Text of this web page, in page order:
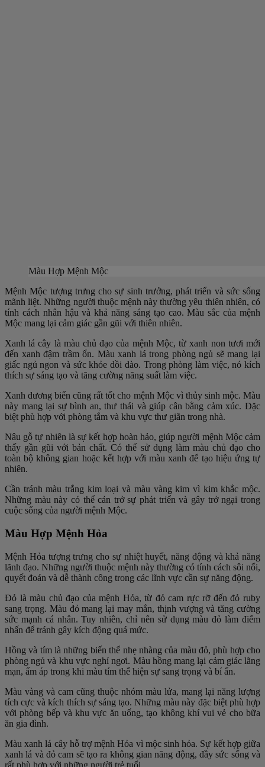
Màu Hợp Mệnh Mộc
Mệnh Mộc tượng trưng cho sự sinh trưởng, phát triển và sức sống
mãnh liệt. Những người thuộc mệnh này thường yêu thiên nhiên, có
tính cách nhân hậu và khả năng sáng tạo cao. Màu sắc của mệnh
Mộc mang lại cảm giác gần gũi với thiên nhiên.
Xanh lá cây là màu chủ đạo của mệnh Mộc, từ xanh non tươi mới
đến xanh đậm trầm ổn. Màu xanh lá trong phòng ngủ sẽ mang lại
giấc ngủ ngon và sức khỏe dồi dào. Trong phòng làm việc, nó kích
thích sự sáng tạo và tăng cường năng suất làm việc.
Xanh dương biển cũng rất tốt cho mệnh Mộc vì thủy sinh mộc. Màu
này mang lại sự bình an, thư thái và giúp cân bằng cảm xúc. Đặc
biệt phù hợp với phòng tắm và khu vực thư giãn trong nhà.
Nâu gỗ tự nhiên là sự kết hợp hoàn hảo, giúp người mệnh Mộc cảm
thấy gần gũi với bản chất. Có thể sử dụng làm màu chủ đạo cho
toàn bộ không gian hoặc kết hợp với màu xanh để tạo hiệu ứng tự
nhiên.
Cần tránh màu trắng kim loại và màu vàng kim vì kim khắc mộc.
Những màu này có thể cản trở sự phát triển và gây trở ngại trong
cuộc sống của người mệnh Mộc.
Màu Hợp Mệnh Hỏa
Mệnh Hỏa tượng trưng cho sự nhiệt huyết, năng động và khả năng
lãnh đạo. Những người thuộc mệnh này thường có tính cách sôi nổi,
quyết đoán và dễ thành công trong các lĩnh vực cần sự năng động.
Đỏ là màu chủ đạo của mệnh Hỏa, từ đỏ cam rực rỡ đến đỏ ruby
sang trọng. Màu đỏ mang lại may mắn, thịnh vượng và tăng cường
sức mạnh cá nhân. Tuy nhiên, chỉ nên sử dụng màu đỏ làm điểm
nhấn để tránh gây kích động quá mức.
Hồng và tím là những biến thể nhẹ nhàng của màu đỏ, phù hợp cho
phòng ngủ và khu vực nghỉ ngơi. Màu hồng mang lại cảm giác lãng
mạn, ấm áp trong khi màu tím thể hiện sự sang trọng và bí ẩn.
Màu vàng và cam cũng thuộc nhóm màu lửa, mang lại năng lượng
tích cực và kích thích sự sáng tạo. Những màu này đặc biệt phù hợp
với phòng bếp và khu vực ăn uống, tạo không khí vui vẻ cho bữa
ăn gia đình.
Màu xanh lá cây hỗ trợ mệnh Hỏa vì mộc sinh hỏa. Sự kết hợp giữa
xanh lá và đỏ cam sẽ tạo ra không gian năng động, đầy sức sống và
rất phù hợp với những người trẻ tuổi.